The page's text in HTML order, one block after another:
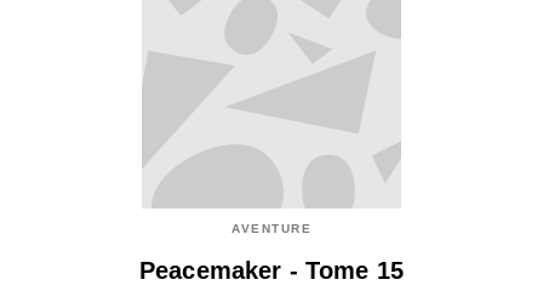
AVENTURE
Peacemaker - Tome 15